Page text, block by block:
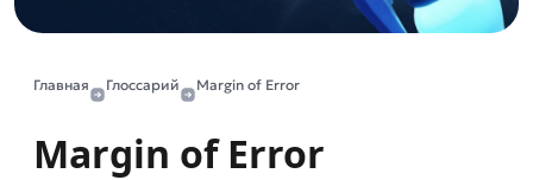
Главная Глоссарий Margin of Error
Margin of Error